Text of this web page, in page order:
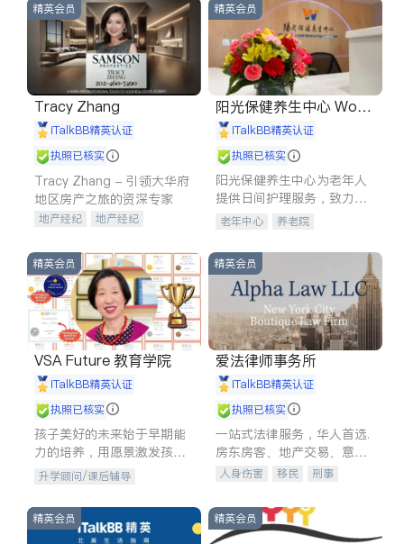
精英会员
Tracy Zhang
iTalkBB精英认证
执照已核实
Tracy Zhang - 引领大华府
地区房产之旅的资深专家
地产经纪
地产经纪
商铺租售
开发商建商
精英会员
阳光保健养生中心 World
shine
iTalkBB精英认证
执照已核实
阳光保健养生中心为老年人
提供日间护理服务，致力于
通过持续的护理创新来有效
老年中心 养老院
精英会员
VSA Future 教育学院
iTalkBB精英认证
执照已核实
孩子美好的未来始于早期能
力的培养，用愿景激发孩子
的学习潜力和动力。理念：
拥有成长型心态是成功的基
石。
升学顾问/课后辅导
精英会员
爱法律师事务所
iTalkBB精英认证
执照已核实
一站式法律服务，华人首选.
房东房客、地产交易、意外
伤害、车祸重伤、商业诉
建筑合同、刑事案件全包办
人身伤害 移民
刑事
信托/遗嘱
商业
索赔
律师-其它 保释
精英会员 精英会员